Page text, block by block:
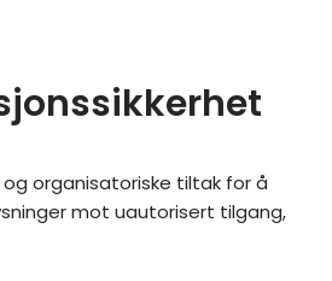
organisatoriske tiltak for å
mot uautorisert tilgang,